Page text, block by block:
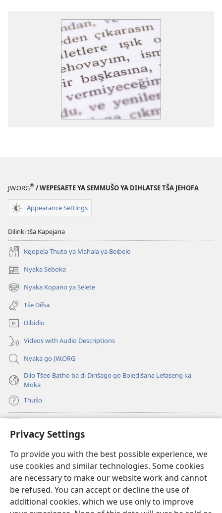
Privacy Settings
To provide you with the best possible experience, we
use cookies and similar technologies. Some cookies
are necessary to make our website work and cannot
be refused. You can accept or decline the use of
additional cookies, which we use only to improve
JW.ORG® / WEPESAETE YA SEMMUŠO YA DIHLATSE TŠA JEHOFA
Appearance Settings
Dilinki tša Kapejana
Kgopela Thuto ya Mahala ya Beibele
Nyaka Seboka
(opens
new
window)
Nyaka Kopano ya Selete
(opens
new
window)
Tše Difsa
Dibidio
Videos with Audio Descriptions
Nyaka go JW.ORG
Dilo Tšeo Batho ba di Dirišago go Boledišana Lefaseng ka
Moka
Thušo
(opens
new
Watchtower LAEPRARI YA INTHANETENG™
(opens
new
window)JW Hub
(opens
new
window)Lenaneo la JW Library